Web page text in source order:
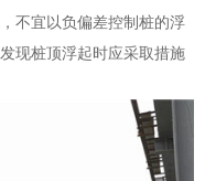
不宜以负偏差控制桩的浮
现桩顶浮起时应采取措施